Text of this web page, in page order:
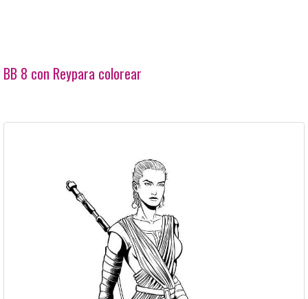
BB 8 con Reypara colorear